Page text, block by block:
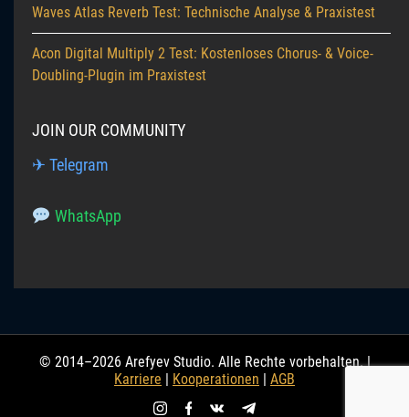
Waves Atlas Reverb Test: Technische Analyse & Praxistest
Acon Digital Multiply 2 Test: Kostenloses Chorus- & Voice-
Doubling-Plugin im Praxistest
JOIN OUR COMMUNITY
✈ Telegram
WhatsApp
© 2014–2026 Arefyev Studio. Alle Rechte vorbehalten. |
Karriere
Kooperationen AGB